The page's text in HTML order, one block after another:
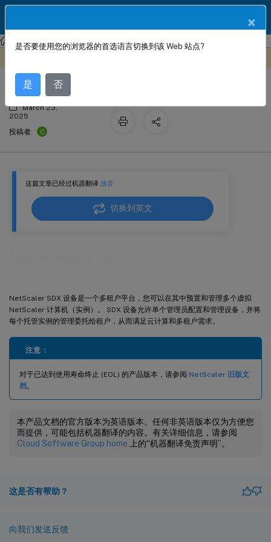
NetScaler SDX NetScaler SDX 14.1
这篇文章已经过机器翻译.放弃
切换到英文
NetScaler SDX 设备是一个多租户平台，您可以在其中预置和管理多个虚拟
NetScaler 计算机（实例）。 SDX 设备允许单个管理员配置和管理设备，并将
每个托管实例的管理委托给租户，从而满足云计算和多租户需求。
注意：
对于已达到使用寿命终止 (EOL) 的产品版本，请参阅 NetScaler 旧版文
档。
本产品文档的官方版本为英语版本。任何非英语版本仅为方便您
而提供，可能包括机器翻译的内容。有关详细信息，请参阅
Cloud Software Group home 上的“机器翻译免责声明”。
这是否有帮助？
向我们发送反馈
NetScaler SDX 14.1
March 23,
2025
投稿者:
C
×
是否要使用您的浏览器的首选语言切换到该 Web 站点?
是 否